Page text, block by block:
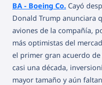
BA - Boeing Co. Cayó
Donald Trump anunciara
aviones de la compañía,
más optimistas del
el primer gran acuerdo
casi una década,
mayor tamaño y aún